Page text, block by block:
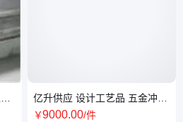
亿升供应 设计工艺品 五金冲压
件模具耐高温 可定制
￥9000.00/件